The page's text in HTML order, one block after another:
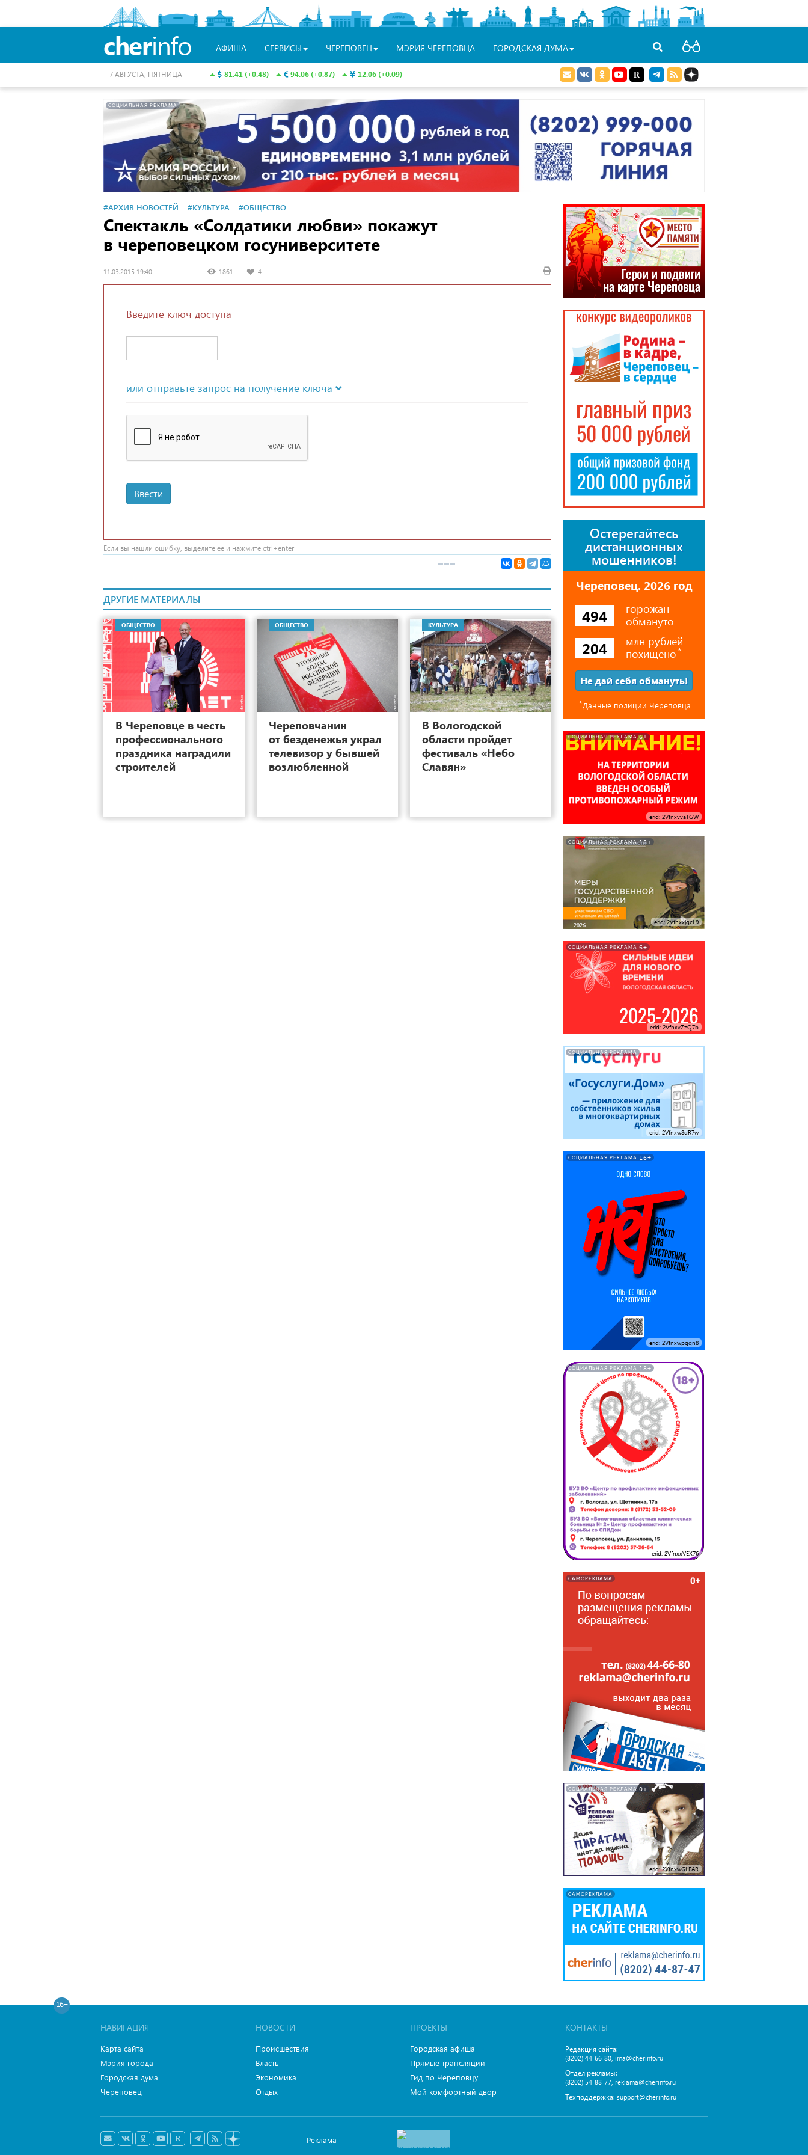
cherinfo АФИША СЕРВИСЫ ЧЕРЕПОВЕЦ МЭРИЯ ЧЕРЕПОВЦА ГОРОДСКАЯ ДУМА
81.41 (+0.48) 94.06 (+0.87) 12.06 (+0.09)
7 АВГУСТА, ПЯТНИЦА
СОЦИАЛЬНАЯ РЕКЛАМА
#АРХИВ НОВОСТЕЙ #КУЛЬТУРА #ОБЩЕСТВО
Спектакль «Солдатики любви» покажут
в череповецком госуниверситете
11.03.2015 19:40 1861 4
Введите ключ доступа
или отправьте запрос на получение ключа
Ввести
Если вы нашли ошибку, выделите ее и нажмите ctrl+enter
ДРУГИЕ МАТЕРИАЛЫ
ОБЩЕСТВО
В Череповце в честь
профессионального
праздника наградили
строителей
ОБЩЕСТВО
Череповчанин
от безденежья украл
телевизор у бывшей
возлюбленной
КУЛЬТУРА
6
В Вологодской
области пройдет
фестиваль «Небо
Славян»
Остерегайтесь
дистанционных
мошенников!
Череповец. 2026 год
494
горожан
обмануто
204
млн рублей
похищено⃰
Не дай себя обмануть!
⃰Данные полиции Череповца
СОЦИАЛЬНАЯ РЕКЛАМА 6+
erid: 2VfnxvvaTGW
СОЦИАЛЬНАЯ РЕКЛАМА 18+
erid: 2VfnxxjqcL9
СОЦИАЛЬНАЯ РЕКЛАМА 6+
erid: 2VfnxvZzQ7b
СОЦИАЛЬНАЯ РЕКЛАМА
erid: 2Vfnxw8dR7w
СОЦИАЛЬНАЯ РЕКЛАМА 16+
erid: 2Vfnxwpgqn8
СОЦИАЛЬНАЯ РЕКЛАМА 18+
erid: 2VfnxxVEX76
САМОРЕКЛАМА
СОЦИАЛЬНАЯ РЕКЛАМА 0+
erid: 2VfnxwGLFAR
САМОРЕКЛАМА
16+
НАВИГАЦИЯ
Карта сайта
Мэрия города
Городская дума
Череповец
НОВОСТИ
Происшествия
Власть
Экономика
Отдых
ПРОЕКТЫ
Городская афиша
Прямые трансляции
Гид по Череповцу
Мой комфортный двор
КОНТАКТЫ
Редакция сайта:
(8202) 44-66-80, ima@cherinfo.ru
Отдел рекламы:
(8202) 54-88-77, reklama@cherinfo.ru
Техподдержка: support@cherinfo.ru
Реклама